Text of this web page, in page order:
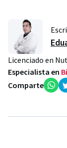
Licenciado en
Especialista en
Comparte